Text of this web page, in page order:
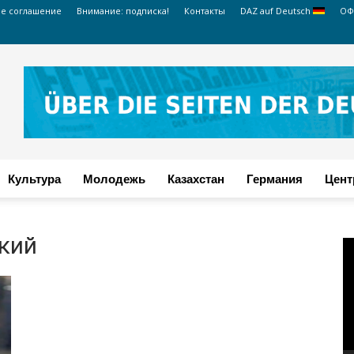
соглашение Внимание: подписка! Контакты DAZ auf Deutsch ОФ
Культура Молодежь Казахстан Германия